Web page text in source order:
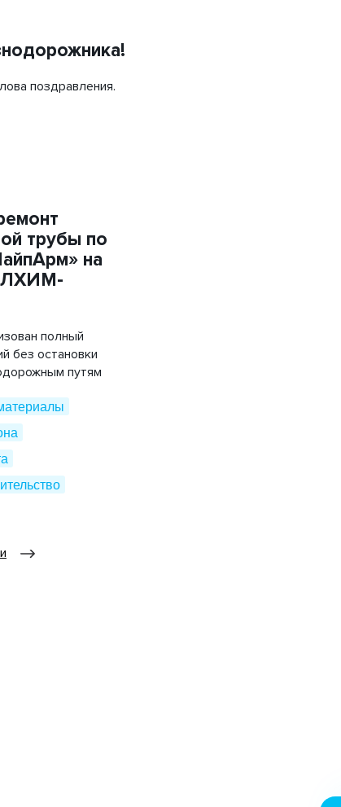
напорная ПЭ
поздравления.
трубы по
на
полный
без остановки
путям